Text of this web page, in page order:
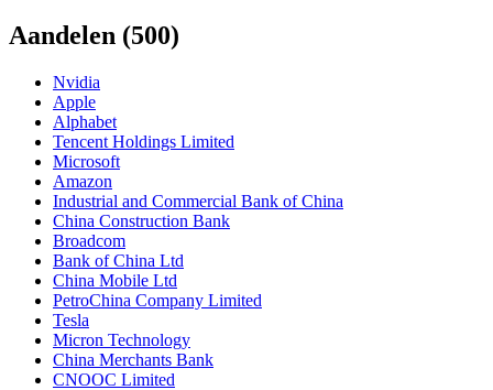
Aandelen (500)
Nvidia
Apple
Alphabet
Tencent Holdings Limited
Microsoft
Amazon
Industrial and Commercial Bank of China
China Construction Bank
Broadcom
Bank of China Ltd
China Mobile Ltd
PetroChina Company Limited
Tesla
Micron Technology
China Merchants Bank
CNOOC Limited